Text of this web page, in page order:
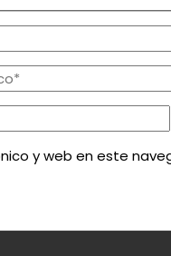
y web en este